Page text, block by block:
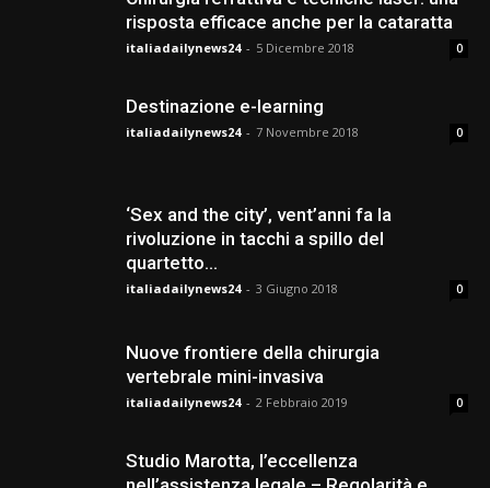
risposta efficace anche per la cataratta
italiadailynews24 - 5 Dicembre 2018 0
Destinazione e-learning
italiadailynews24 - 7 Novembre 2018 0
‘Sex and the city’, vent’anni fa la
rivoluzione in tacchi a spillo del
quartetto...
italiadailynews24 - 3 Giugno 2018 0
Nuove frontiere della chirurgia
vertebrale mini-invasiva
italiadailynews24 - 2 Febbraio 2019 0
Studio Marotta, l’eccellenza